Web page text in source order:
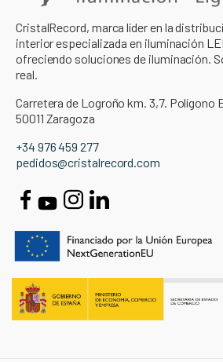
CristalRecord, marca líder en la
interior especializada en iluminación
ofreciendo soluciones de iluminación.
real.
Carretera de Logroño km. 3,7. Polígono
50011 Zaragoza
+34 976 459 277
pedidos@cristalrecord.com